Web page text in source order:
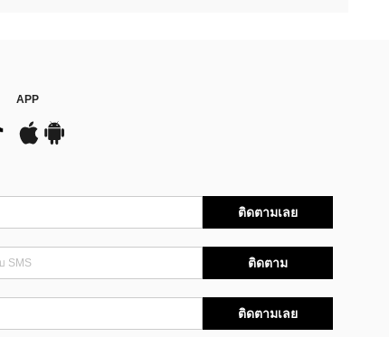
APP
ติดตามเลย
ติดตาม
ติดตามเลย